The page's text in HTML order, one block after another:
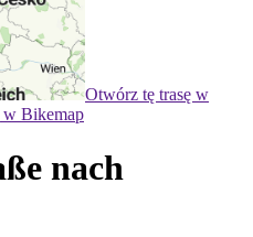
Otwórz tę trasę w
w Bikemap
nach